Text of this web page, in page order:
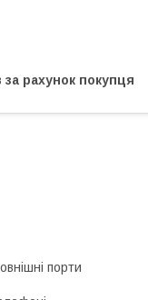
за рахунок покупця
порти